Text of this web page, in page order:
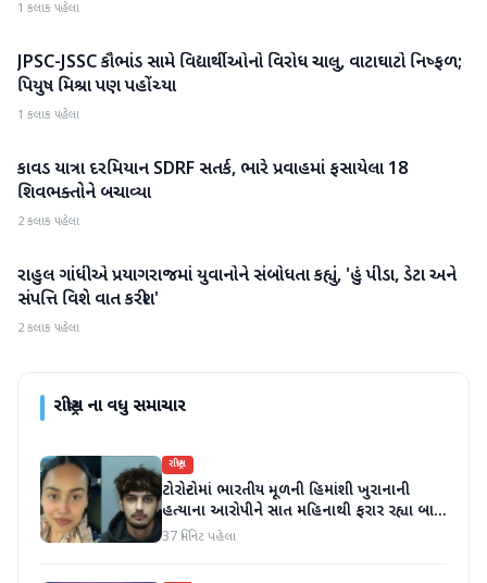
1 કલાક પહેલા
રાષ્ટ્રીય
JPSC-JSSC કૌભાંડ સામે વિદ્યાર્થીઓનો વિરોધ ચાલુ, વાટાઘાટો નિષ્ફળ;
પિયુષ મિશ્રા પણ પહોંચ્યા
1 કલાક પહેલા
રાષ્ટ્રીય
કાવડ યાત્રા દરમિયાન SDRF સતર્ક, ભારે પ્રવાહમાં ફસાયેલા 18
શિવભક્તોને બચાવ્યા
2 કલાક પહેલા
રાષ્ટ્રીય
રાહુલ ગાંધીએ પ્રયાગરાજમાં યુવાનોને સંબોધતા કહ્યું, 'હું પીડા, ડેટા અને
સંપત્તિ વિશે વાત કરીશ'
2 કલાક પહેલા
રાષ્ટ્રીયના વધુ સમાચાર
રાષ્ટ્રીય
ટોરોન્ટોમાં ભારતીય મૂળની હિમાંશી ખુરાનાની
હત્યાના આરોપીને સાત મહિનાથી ફરાર રહ્યા બાદ
ધરપકડ કરવામાં આવી
37 મિનિટ પહેલા